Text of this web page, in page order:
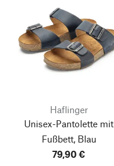
Haflinger
Unisex-Pantolette mit
Fußbett, Blau
79,90 €